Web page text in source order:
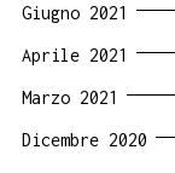
Giugno 2021
Aprile 2021
Marzo 2021
Dicembre 2020